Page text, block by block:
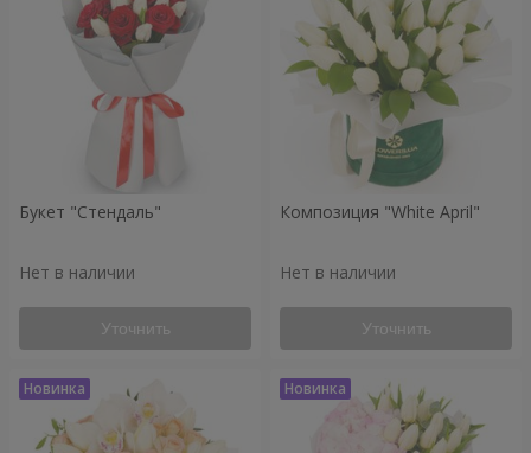
Букет "Стендаль"
Нет в наличии
Уточнить
Композиция "White April"
Нет в наличии
Уточнить